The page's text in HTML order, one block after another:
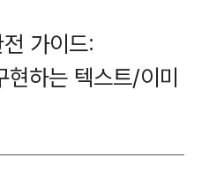
가이드:
하는 텍스트/이미